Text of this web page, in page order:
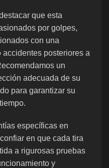
que esta
por golpes,
con una
posteriores a
un
adecuada de su
para garantizar su
específicas en
en que cada tira
a rigurosas pruebas
y